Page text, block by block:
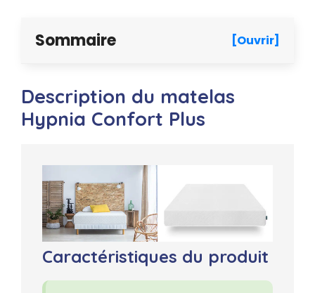
Sommaire [Ouvrir]
Description du matelas
Hypnia Confort Plus
Caractéristiques du produit